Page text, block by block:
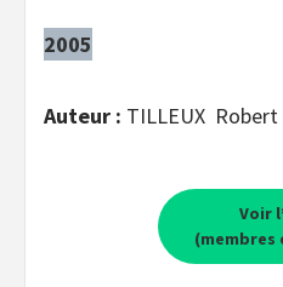
2005
Auteur : TILLEUX Robert
Voir
(membres